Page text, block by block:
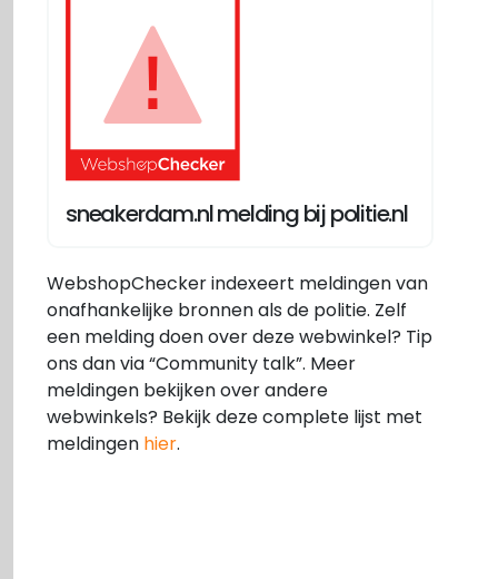
sneakerdam.nl melding bij politie.nl
WebshopChecker indexeert meldingen van
onafhankelijke bronnen als de politie. Zelf
een melding doen over deze webwinkel? Tip
ons dan via “Community talk”. Meer
meldingen bekijken over andere
webwinkels? Bekijk deze complete lijst met
meldingen hier.